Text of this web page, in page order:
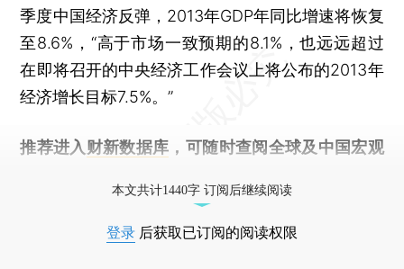
季度中国经济反弹，2013年GDP年同比增速将恢复
至8.6%，“高于市场一致预期的8.1%，也远远超过
在即将召开的中央经济工作会议上将公布的2013年
经济增长目标7.5%。”
推荐进入 财新数据库 ，可随时查阅全球及中国宏观
本文共计1440字 订阅后继续阅读
登录 后获取已订阅的阅读权限